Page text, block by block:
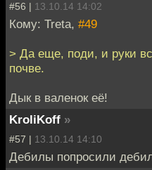
#56 | 13.10.14 14:02
Кому: Treta, #49
> Да еще, поди, и руки
почве.
Дык в валенок её!
KroliKoff »
#57 | 13.10.14 14:10
Дебилы попросили